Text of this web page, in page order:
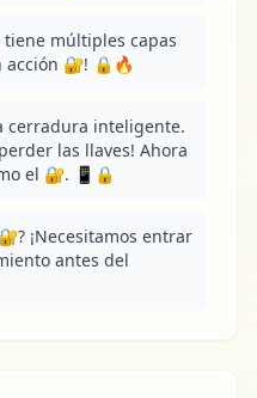
múltiples capas
acción 🔐! 🔒🔥
cerradura inteligente.
las llaves! Ahora
el 🔐. 📱🔒
¡Necesitamos entrar
antes del